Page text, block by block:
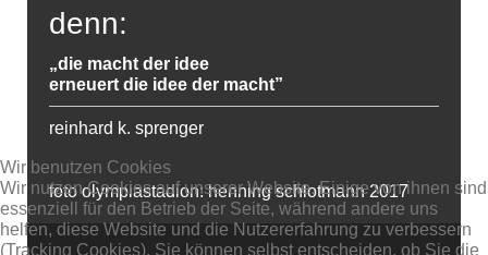
denn:
„die macht der idee
erneuert die idee der macht”
reinhard k. sprenger
foto olympiastadion: henning schlotmann 2017
Wir benutzen Cookies
Wir nutzen Cookies auf unserer Website. Einige von ihnen sind
essenziell für den Betrieb der Seite, während andere uns
helfen, diese Website und die Nutzererfahrung zu verbessern
(Tracking Cookies). Sie können selbst entscheiden, ob Sie die